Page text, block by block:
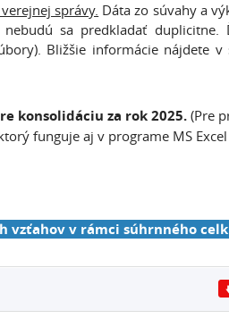
správy. Dáta zo súvahy a
sa predkladať duplicitne.
Bližšie informácie nájdete v
konsolidáciu za rok 2025. (Pre
funguje aj v programe MS
vzťahov v rámci súhrnného